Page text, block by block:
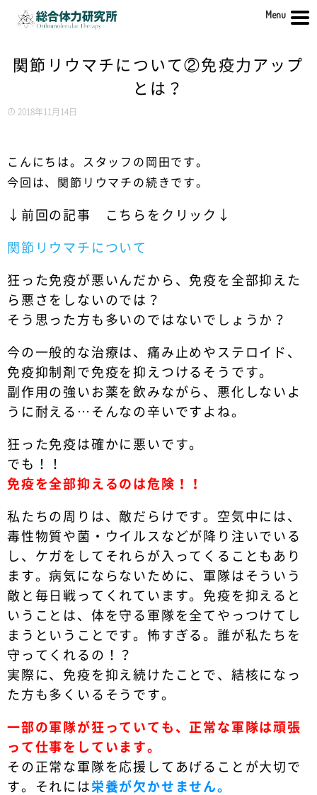
関節リウマチについて②免疫力アップ
とは？
2018年11月14日
こんにちは。スタッフの岡田です。
今回は、関節リウマチの続きです。
↓前回の記事 こちらをクリック↓
関節リウマチについて
狂った免疫が悪いんだから、免疫を全部抑えた
ら悪さをしないのでは？
そう思った方も多いのではないでしょうか？
今の一般的な治療は、痛み止めやステロイド、
免疫抑制剤で免疫を抑えつけるそうです。
副作用の強いお薬を飲みながら、悪化しないよ
うに耐える…そんなの辛いですよね。
狂った免疫は確かに悪いです。
でも！！
免疫を全部抑えるのは危険！！
私たちの周りは、敵だらけです。空気中には、
毒性物質や菌・ウイルスなどが降り注いでいる
し、ケガをしてそれらが入ってくることもあり
ます。病気にならないために、軍隊はそういう
敵と毎日戦ってくれています。免疫を抑えると
いうことは、体を守る軍隊を全てやっつけてし
まうということです。怖すぎる。誰が私たちを
守ってくれるの！？
実際に、免疫を抑え続けたことで、結核になっ
た方も多くいるそうです。
一部の軍隊が狂っていても、正常な軍隊は頑張
って仕事をしています。
その正常な軍隊を応援してあげることが大切で
す。それには 栄養が欠かせません。
Menu